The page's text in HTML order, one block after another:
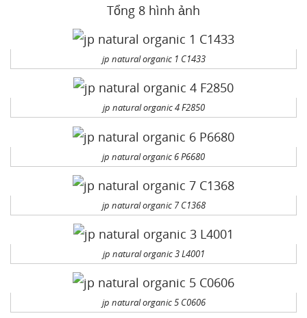
Tổng 8 hình ảnh
jp natural organic 1 C1433
jp natural organic 4 F2850
jp natural organic 6 P6680
jp natural organic 7 C1368
jp natural organic 3 L4001
jp natural organic 5 C0606